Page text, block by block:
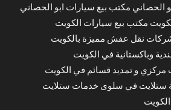
الحصاني مكتب بيع سيارات ابو الحصاني
مكتب بيع سيارات الكويت
نقل عفش مميزة بالكويت
وباكستانية في الكويت
و تمديد قسائم في الكويت
ستلايت في سلوى خدمات ستلايت